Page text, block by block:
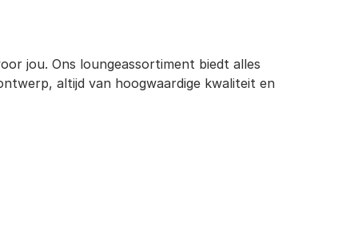
jou. Ons loungeassortiment biedt alles
altijd van hoogwaardige kwaliteit en